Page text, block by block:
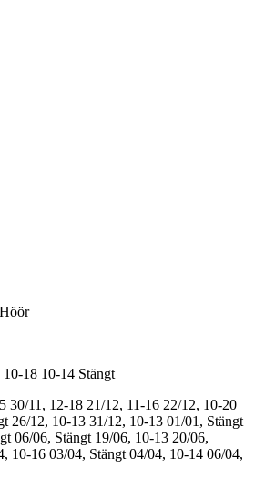
10-18 10-14 Stängt
30/11, 12-18 21/12, 11-16 22/12, 10-20
26/12, 10-13 31/12, 10-13 01/01, Stängt
06/06, Stängt 19/06, 10-13 20/06,
10-16 03/04, Stängt 04/04, 10-14 06/04,